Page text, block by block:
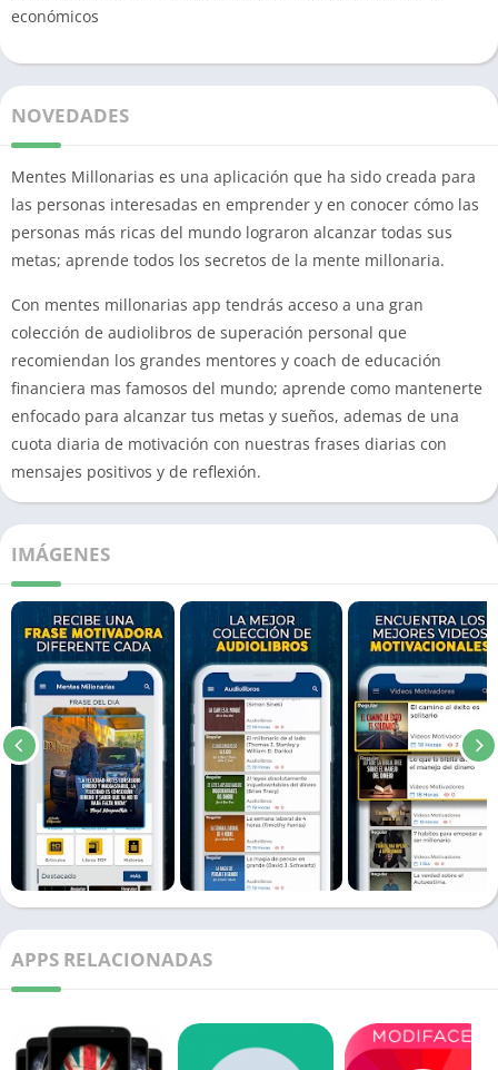
económicos
NOVEDADES
Mentes Millonarias es una aplicación que ha sido creada para
las personas interesadas en emprender y en conocer cómo las
personas más ricas del mundo lograron alcanzar todas sus
metas; aprende todos los secretos de la mente millonaria.
Con mentes millonarias app tendrás acceso a una gran
colección de audiolibros de superación personal que
recomiendan los grandes mentores y coach de educación
financiera mas famosos del mundo; aprende como mantenerte
enfocado para alcanzar tus metas y sueños, ademas de una
cuota diaria de motivación con nuestras frases diarias con
mensajes positivos y de reflexión.
IMÁGENES
APPS RELACIONADAS